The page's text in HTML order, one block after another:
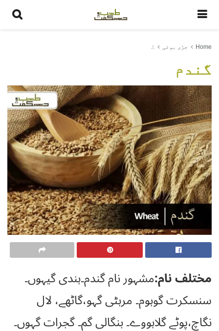
Home جڑی بوٹی گ
گندم
مختلف نام:مشہور نام گندم۔ہندی گیہوں۔
سنسکرت گوہوم۔ مرہٹی گہو،گاٹھے، لال
نگاچ،پوٹے گلاہووے۔ بنگالی گم۔ گجرات گہوں۔